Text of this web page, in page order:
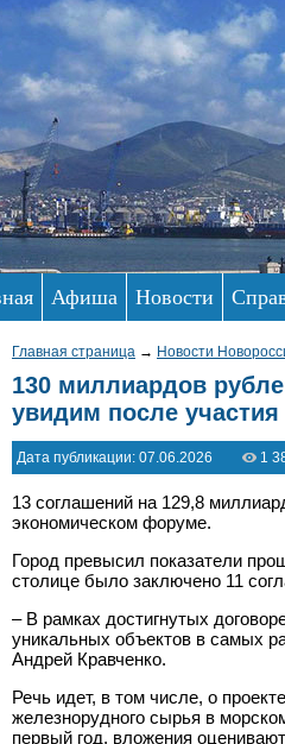
Афиша Новости
Главная страница → Новости
130 миллиардов
увидим после
Дата публикации: 07.06.2026 1
13 соглашений на 129,8
экономическом форуме.
Город превысил показатели
столице было заключено 11
– В рамках достигнутых
уникальных объектов в самых
Андрей Кравченко.
Речь идет, в том числе, о
железнорудного сырья в
первый год, вложения